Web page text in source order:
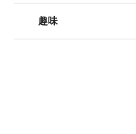
趣味